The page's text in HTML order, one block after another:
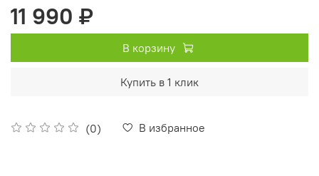
(0) В избранное
11 990 ₽
В корзину
Купить в 1 клик